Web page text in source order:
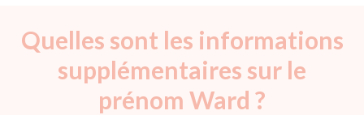
Quelles sont les informations
supplémentaires sur le
prénom Ward ?